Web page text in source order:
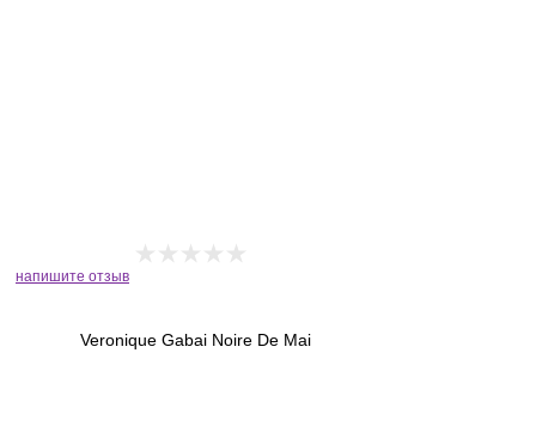
напишите отзыв
Veronique Gabai Noire De Mai